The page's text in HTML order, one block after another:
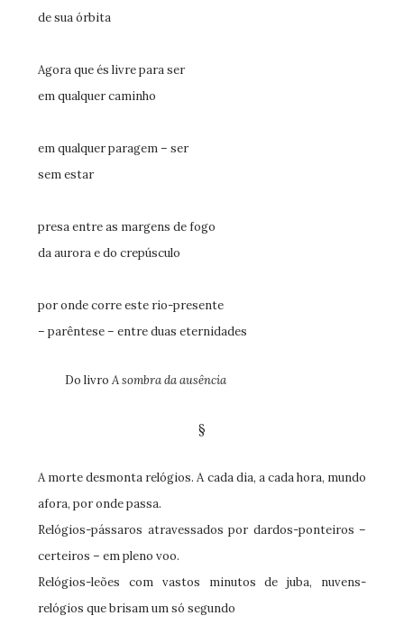
de sua órbita
Agora que és livre para ser
em qualquer caminho
em qualquer paragem – ser
sem estar
presa entre as margens de fogo
da aurora e do crepúsculo
por onde corre este rio-presente
– parêntese – entre duas eternidades
Do livro A sombra da ausência
§
A morte desmonta relógios. A cada dia, a cada hora, mundo
afora, por onde passa.
Relógios-pássaros atravessados por dardos-ponteiros –
certeiros – em pleno voo.
Relógios-leões com vastos minutos de juba, nuvens-
relógios que brisam um só segundo